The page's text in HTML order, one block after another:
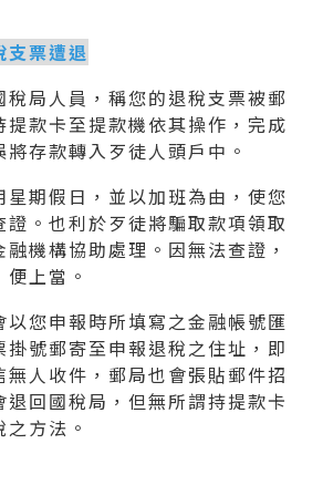
支票遭退
稅局人員，稱您的退稅支票被郵
款卡至提款機依其操作，完成
存款轉入歹徒人頭戶中。
星期假日，並以加班為由，使您
。也利於歹徒將騙取款項領取
機構協助處理。因無法查證，
上當。
您申報時所填寫之金融帳號匯
號郵寄至申報退稅之住址，即
無人收件，郵局也會張貼郵件招
回國稅局，但無所謂持提款卡
方法。